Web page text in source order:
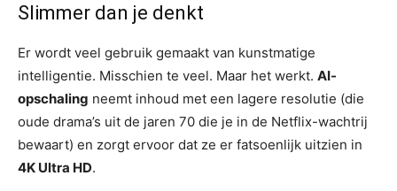
Slimmer dan je denkt
Er wordt veel gebruik gemaakt van kunstmatige
intelligentie. Misschien te veel. Maar het werkt. AI-
opschaling neemt inhoud met een lagere resolutie (die
oude drama’s uit de jaren 70 die je in de Netflix-wachtrij
bewaart) en zorgt ervoor dat ze er fatsoenlijk uitzien in
4K Ultra HD.